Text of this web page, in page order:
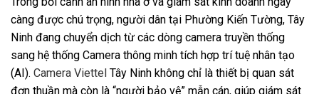
càng được chú trọng, người dân tại Phường Kiến Tường, Tây
Ninh đang chuyển dịch từ các dòng camera truyền thống
sang hệ thống Camera thông minh tích hợp trí tuệ nhân tạo
(AI). Camera Viettel Tây Ninh không chỉ là thiết bị quan sát
đơn thuần mà còn là “người bảo vệ” mẫn cán, giúp giám sát